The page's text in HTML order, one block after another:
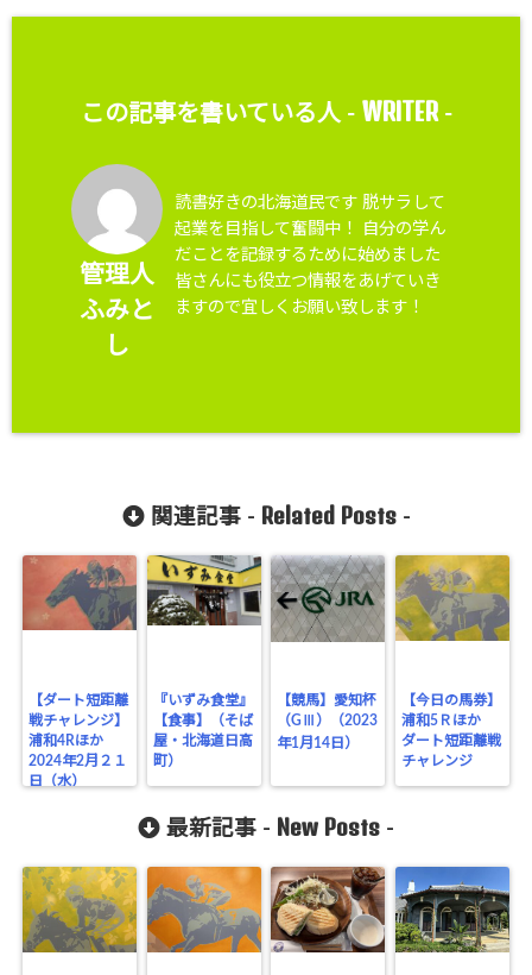
この記事を書いている人 - WRITER-
管理人
ふみと
し
読書好きの北海道民です 脱サラして
起業を目指して奮闘中！ 自分の学ん
だことを記録するために始めました
皆さんにも役立つ情報をあげていき
ますので宜しくお願い致します！
関連記事 - Related Posts-
【ダート短距離
戦チャレンジ】
浦和4Rほか
2024年2月２１
日（水）
『いずみ食堂』
【食事】（そば
屋・北海道日高
町）
【競馬】愛知杯
（GⅢ）（2023
年1月14日）
【今日の馬券】
浦和5Ｒほか
ダート短距離戦
チャレンジ
最新記事 - New Posts -